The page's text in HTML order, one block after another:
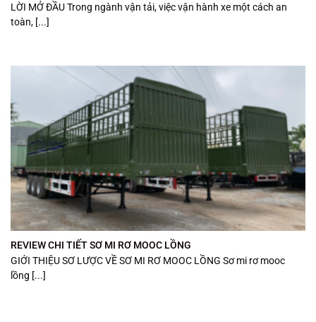
LỜI MỞ ĐẦU Trong ngành vận tải, việc vận hành xe một cách an
toàn, [...]
REVIEW CHI TIẾT SƠ MI RƠ MOOC LỒNG
GIỚI THIỆU SƠ LƯỢC VỀ SƠ MI RƠ MOOC LỒNG Sơ mi rơ mooc
lồng [...]